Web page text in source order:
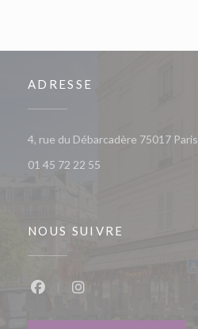
ADRESSE
4, rue du Débarcadère 75017 Paris
01 45 72 22 55
NOUS SUIVRE